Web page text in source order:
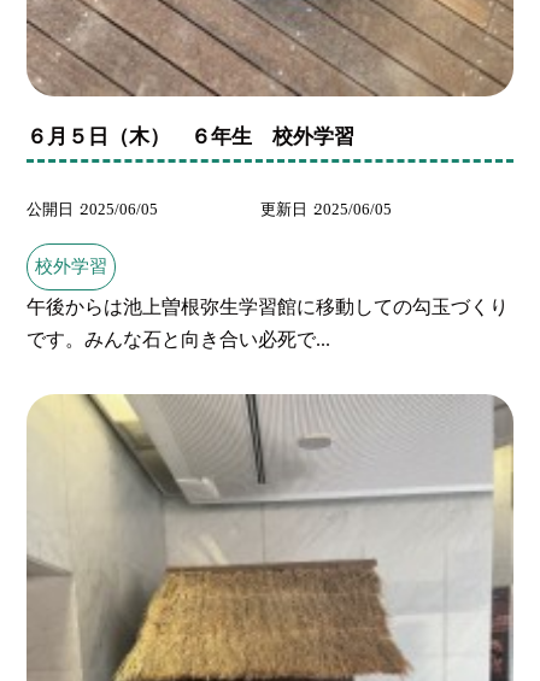
６月５日（木） ６年生 校外学習
公開日 2025/06/05 更新日 2025/06/05
校外学習
午後からは池上曽根弥生学習館に移動しての勾玉づくり
です。みんな石と向き合い必死で...